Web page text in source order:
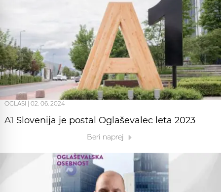
OGLASI 02. 06. 2024
A1 Slovenija je postal Oglaševalec leta 2023
Beri naprej